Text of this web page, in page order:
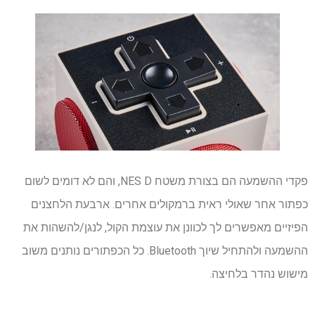
פקדי ההשמעה הם בצורת משטח NES D, והם לא דומים לשום
כפתור אחר שאולי ראית ברמקולים אחרים. ארבעת הלחצנים
הפיזיים מאפשרים לך לכוונן את עוצמת הקול, לנגן/להשהות את
ההשמעה ולהתחיל שיוך Bluetooth. כל הכפתורים נותנים משוב
מישוש נהדר בלחיצה.